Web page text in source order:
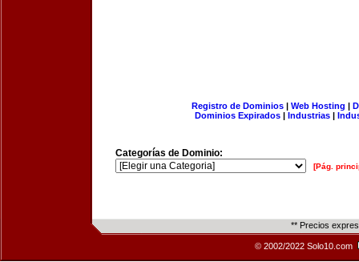
Registro de Dominios| Web Hosting |
Dominios Expirados | Industrias |
Categorías de Dominio:
[Pág.
** Precios
© 2002/2022 Solo10.com